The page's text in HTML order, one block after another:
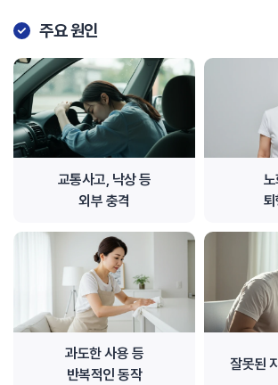
주요 원인
교통사고, 낙상 등
외부 충격
과도한 사용 등
반복적인 동작
잘못된